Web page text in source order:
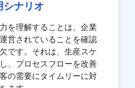
シナリオ
を理解することは、企業
営されていることを確認
です。それは、生産スケ
、プロセスフローを改善
の需要にタイムリーに対